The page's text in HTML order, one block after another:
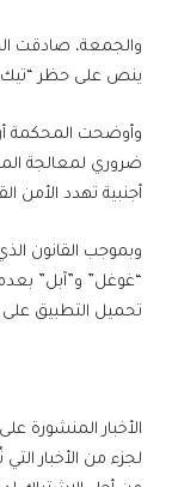
والجمعة، صادقت
ينص على حظر “تيك
وأوضحت المحكمة
ضروري لمعالجة
أجنبية تهدد الأمن
وبموجب القانون
“غوغل” و”آبل”
تحميل التطبيق على
الأخبار المنشورة